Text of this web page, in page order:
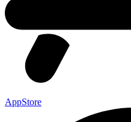
AppStore